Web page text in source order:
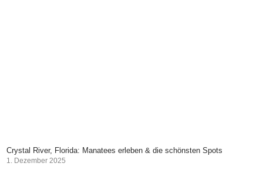
Crystal River, Florida: Manatees erleben & die schönsten Spots
1. Dezember 2025